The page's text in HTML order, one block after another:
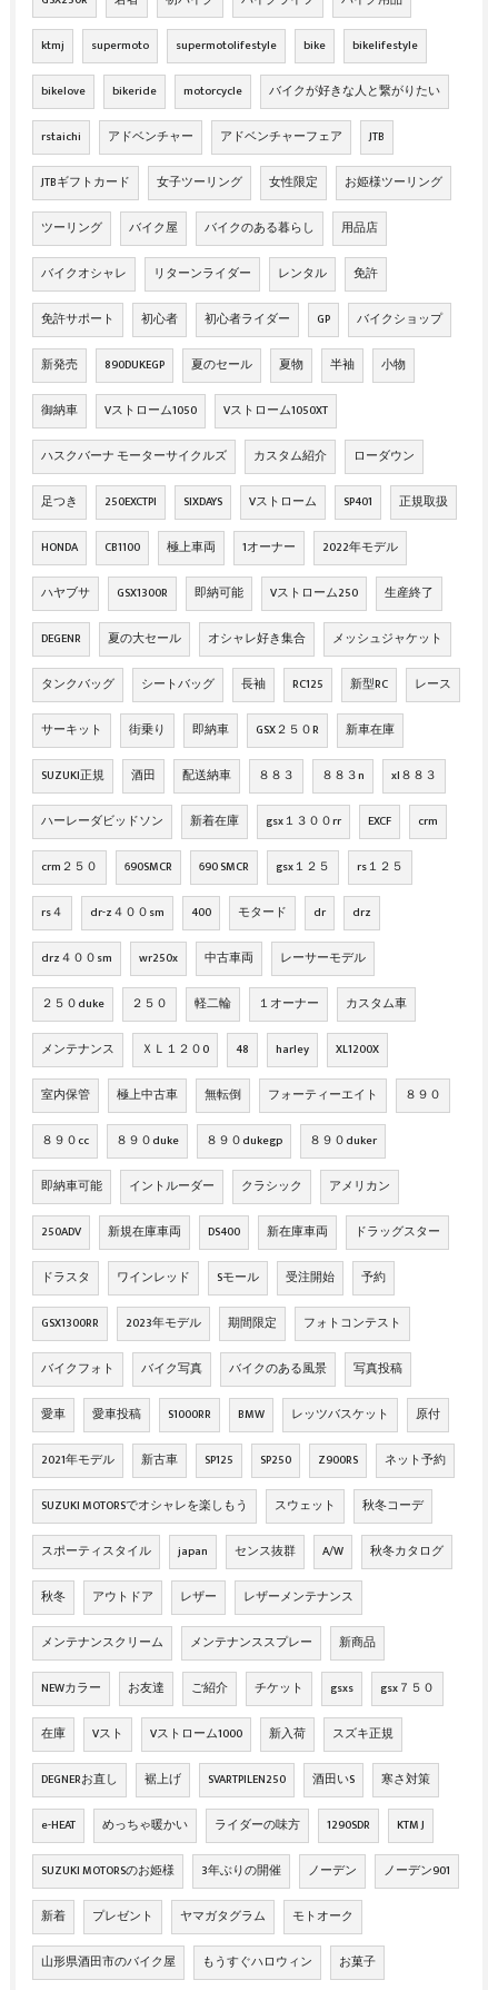
ktmj supermoto supermotolifestyle bike bikelifestyle
bikelove bikeride motorcycle バイクが好きな人と繋がりたい
rstaichi アドベンチャー アドベンチャーフェア JTB
JTBギフトカード 女子ツーリング 女性限定 お姫様ツーリング
ツーリング バイク屋 バイクのある暮らし 用品店
バイクオシャレ リターンライダー レンタル 免許
免許サポート 初心者 初心者ライダー GP バイクショップ
新発売 890DUKEGP 夏のセール 夏物 半袖 小物
御納車 Vストローム1050 Vストローム1050XT
ハスクバーナ モーターサイクルズ カスタム紹介 ローダウン
足つき 250EXCTPI SIXDAYS Vストローム SP401 正規取扱
HONDA CB1100 極上車両 1オーナー 2022年モデル
ハヤブサ GSX1300R 即納可能 Vストローム250 生産終了
DEGENR 夏の大セール オシャレ好き集合 メッシュジャケット
タンクバッグ シートバッグ 長袖 RC125 新型RC レース
サーキット 街乗り 即納車 GSX２５０R 新車在庫
SUZUKI正規 酒田 配送納車 ８８３ ８８３n xl８８３
ハーレーダビッドソン 新着在庫 gsx１３００rr EXCF crm
crm２５０ 690SMCR 690 SMCR gsx１２５ rs１２５
rs４ dr-z４００sm 400 モタード dr drz
drz４００sm wr250x 中古車両 レーサーモデル
２５０duke ２５０ 軽二輪 １オーナー カスタム車
メンテナンス ＸＬ１２０0 48 harley XL1200X
室内保管 極上中古車 無転倒 フォーティーエイト ８９０
８９０cc ８９０duke ８９０dukegp ８９０duker
即納車可能 イントルーダー クラシック アメリカン
250ADV 新規在庫車両 DS400 新在庫車両 ドラッグスター
ドラスタ ワインレッド Sモール 受注開始 予約
GSX1300RR 2023年モデル 期間限定 フォトコンテスト
バイクフォト バイク写真 バイクのある風景 写真投稿
愛車 愛車投稿 S1000RR BMW レッツバスケット 原付
2021年モデル 新古車 SP125 SP250 Z900RS ネット予約
SUZUKI MOTORSでオシャレを楽しもう スウェット 秋冬コーデ
スポーティスタイル japan センス抜群 A/W 秋冬カタログ
秋冬 アウトドア レザー レザーメンテナンス
メンテナンスクリーム メンテナンススプレー 新商品
NEWカラー お友達 ご紹介 チケット gsxs gsx７５０
在庫 Vスト Vストローム1000 新入荷 スズキ正規
DEGNERお直し 裾上げ SVARTPILEN250 酒田いS 寒さ対策
e-HEAT めっちゃ暖かい ライダーの味方 1290SDR KTM J
SUZUKI MOTORSのお姫様 3年ぶりの開催 ノーデン ノーデン901
新着 プレゼント ヤマガタグラム モトオーク
山形県酒田市のバイク屋 もうすぐハロウィン お菓子